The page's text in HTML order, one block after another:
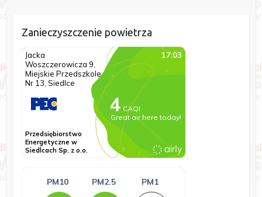
Zanieczyszczenie powietrza